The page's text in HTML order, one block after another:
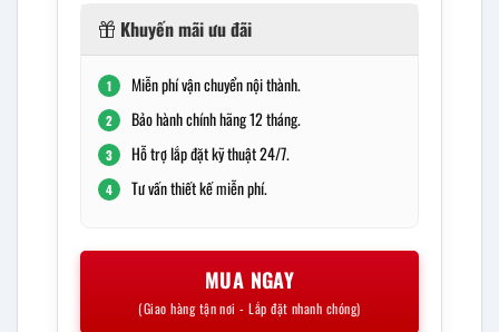
Khuyến mãi ưu đãi
1 Miễn phí vận chuyển nội thành.
2 Bảo hành chính hãng 12 tháng.
3 Hỗ trợ lắp đặt kỹ thuật 24/7.
4 Tư vấn thiết kế miễn phí.
MUA NGAY
(Giao hàng tận nơi - Lắp đặt nhanh chóng)